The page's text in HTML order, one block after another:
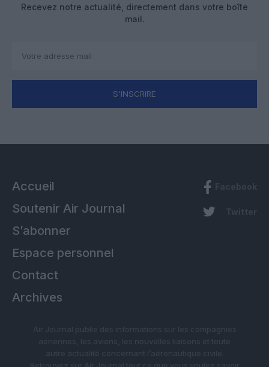
Recevez notre actualité, directement dans votre boîte
mail.
S'INSCRIRE
Accueil
Soutenir Air Journal
S’abonner
Espace personnel
Contact
Archives